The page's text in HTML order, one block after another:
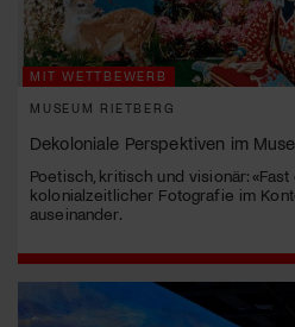
MIT WETTBEWERB
MUSEUM RIETBERG
Dekoloniale Perspektiven im
Poetisch, kritisch und visionär:
kolonialzeitlicher Fotografie im
auseinander.